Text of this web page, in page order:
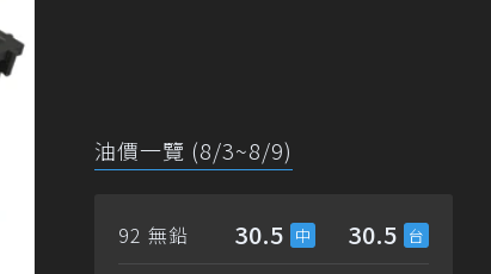
油價一覽 (8/3~8/9)
92 無鉛 30.5 30.5